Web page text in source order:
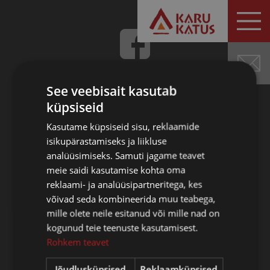
Karu Katus OÜ
Reg. kood 10102894
KMKR nr. EE100106299
Swedbank EE772200001120141615
SEB Pank EE881010220025310011
LHV Pank EE387700771000449851
Tallinna esindus
Kopli 72D, Tallinn 10412
See veebisait kasutab
küpsiseid
Kasutame küpsiseid sisu, reklaamide
isikupärastamiseks ja liikluse
analüüsimiseks. Samuti jagame teavet
meie saidi kasutamise kohta oma
reklaami- ja analüüsipartneritega, kes
võivad seda kombineerida muu teabega,
mille olete neile esitanud või mille nad on
kogunud teie teenuste kasutamisest.
Rohkem teavet